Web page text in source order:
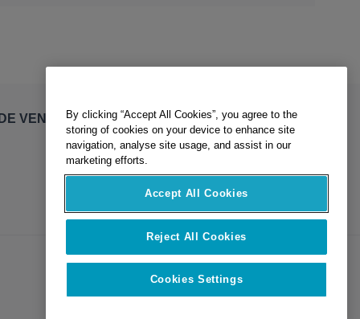
VENTE
storing of cookies on your device to enhance site
navigation, analyse site usage, and assist in our
marketing efforts.